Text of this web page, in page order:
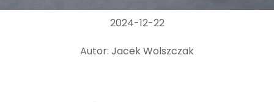
2024-12-22
Autor: Jacek Wolszczak